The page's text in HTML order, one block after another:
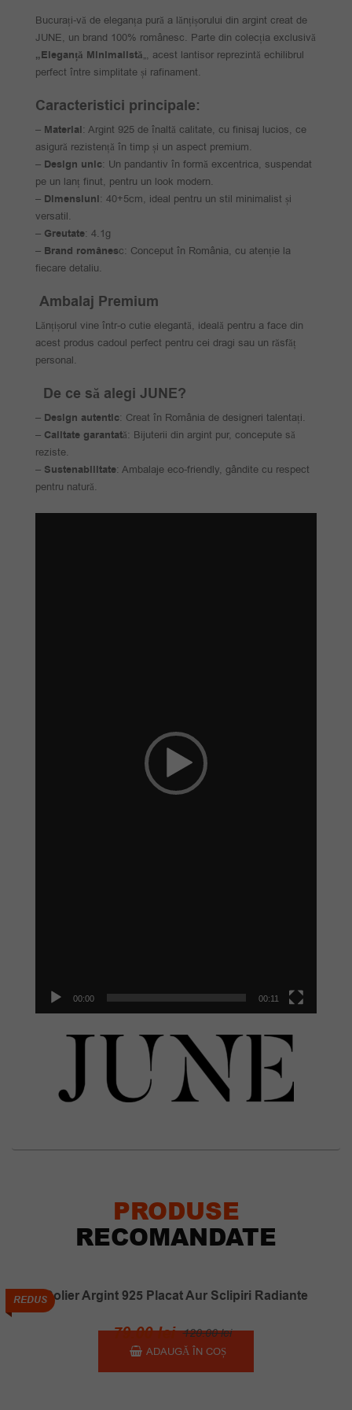
Bucurați-vă de eleganța pură a lănțișorului din argint creat de
JUNE, un brand 100% românesc. Parte din colecția exclusivă
„Eleganță Minimalistă„, acest lantisor reprezintă echilibrul
perfect între simplitate și rafinament.
Caracteristici principale:
– Material: Argint 925 de înaltă calitate, cu finisaj lucios, ce
asigură rezistență în timp și un aspect premium.
– Design unic: Un pandantiv în formă excentrica, suspendat
pe un lanț finut, pentru un look modern.
– Dimensiuni: 40+5cm, ideal pentru un stil minimalist și
versatil.
– Greutate: 4.1g
– Brand românesc: Conceput în România, cu atenție la
fiecare detaliu.
Ambalaj Premium
Lănțișorul vine într-o cutie elegantă, ideală pentru a face din
acest produs cadoul perfect pentru cei dragi sau un răsfăț
personal.
De ce să alegi JUNE?
– Design autentic: Creat în România de designeri talentați.
– Calitate garantată: Bijuterii din argint pur, concepute să
reziste.
– Sustenabilitate: Ambalaje eco-friendly, gândite cu respect
pentru natură.
00:00 00:11
PRODUSE
RECOMANDATE
REDUSColier Argint 925 Placat Aur Sclipiri Radiante
120.00lei
Prețul
inițial
a
79.00leiPrețul
curent
este:
ADAUGĂ ÎN COȘ